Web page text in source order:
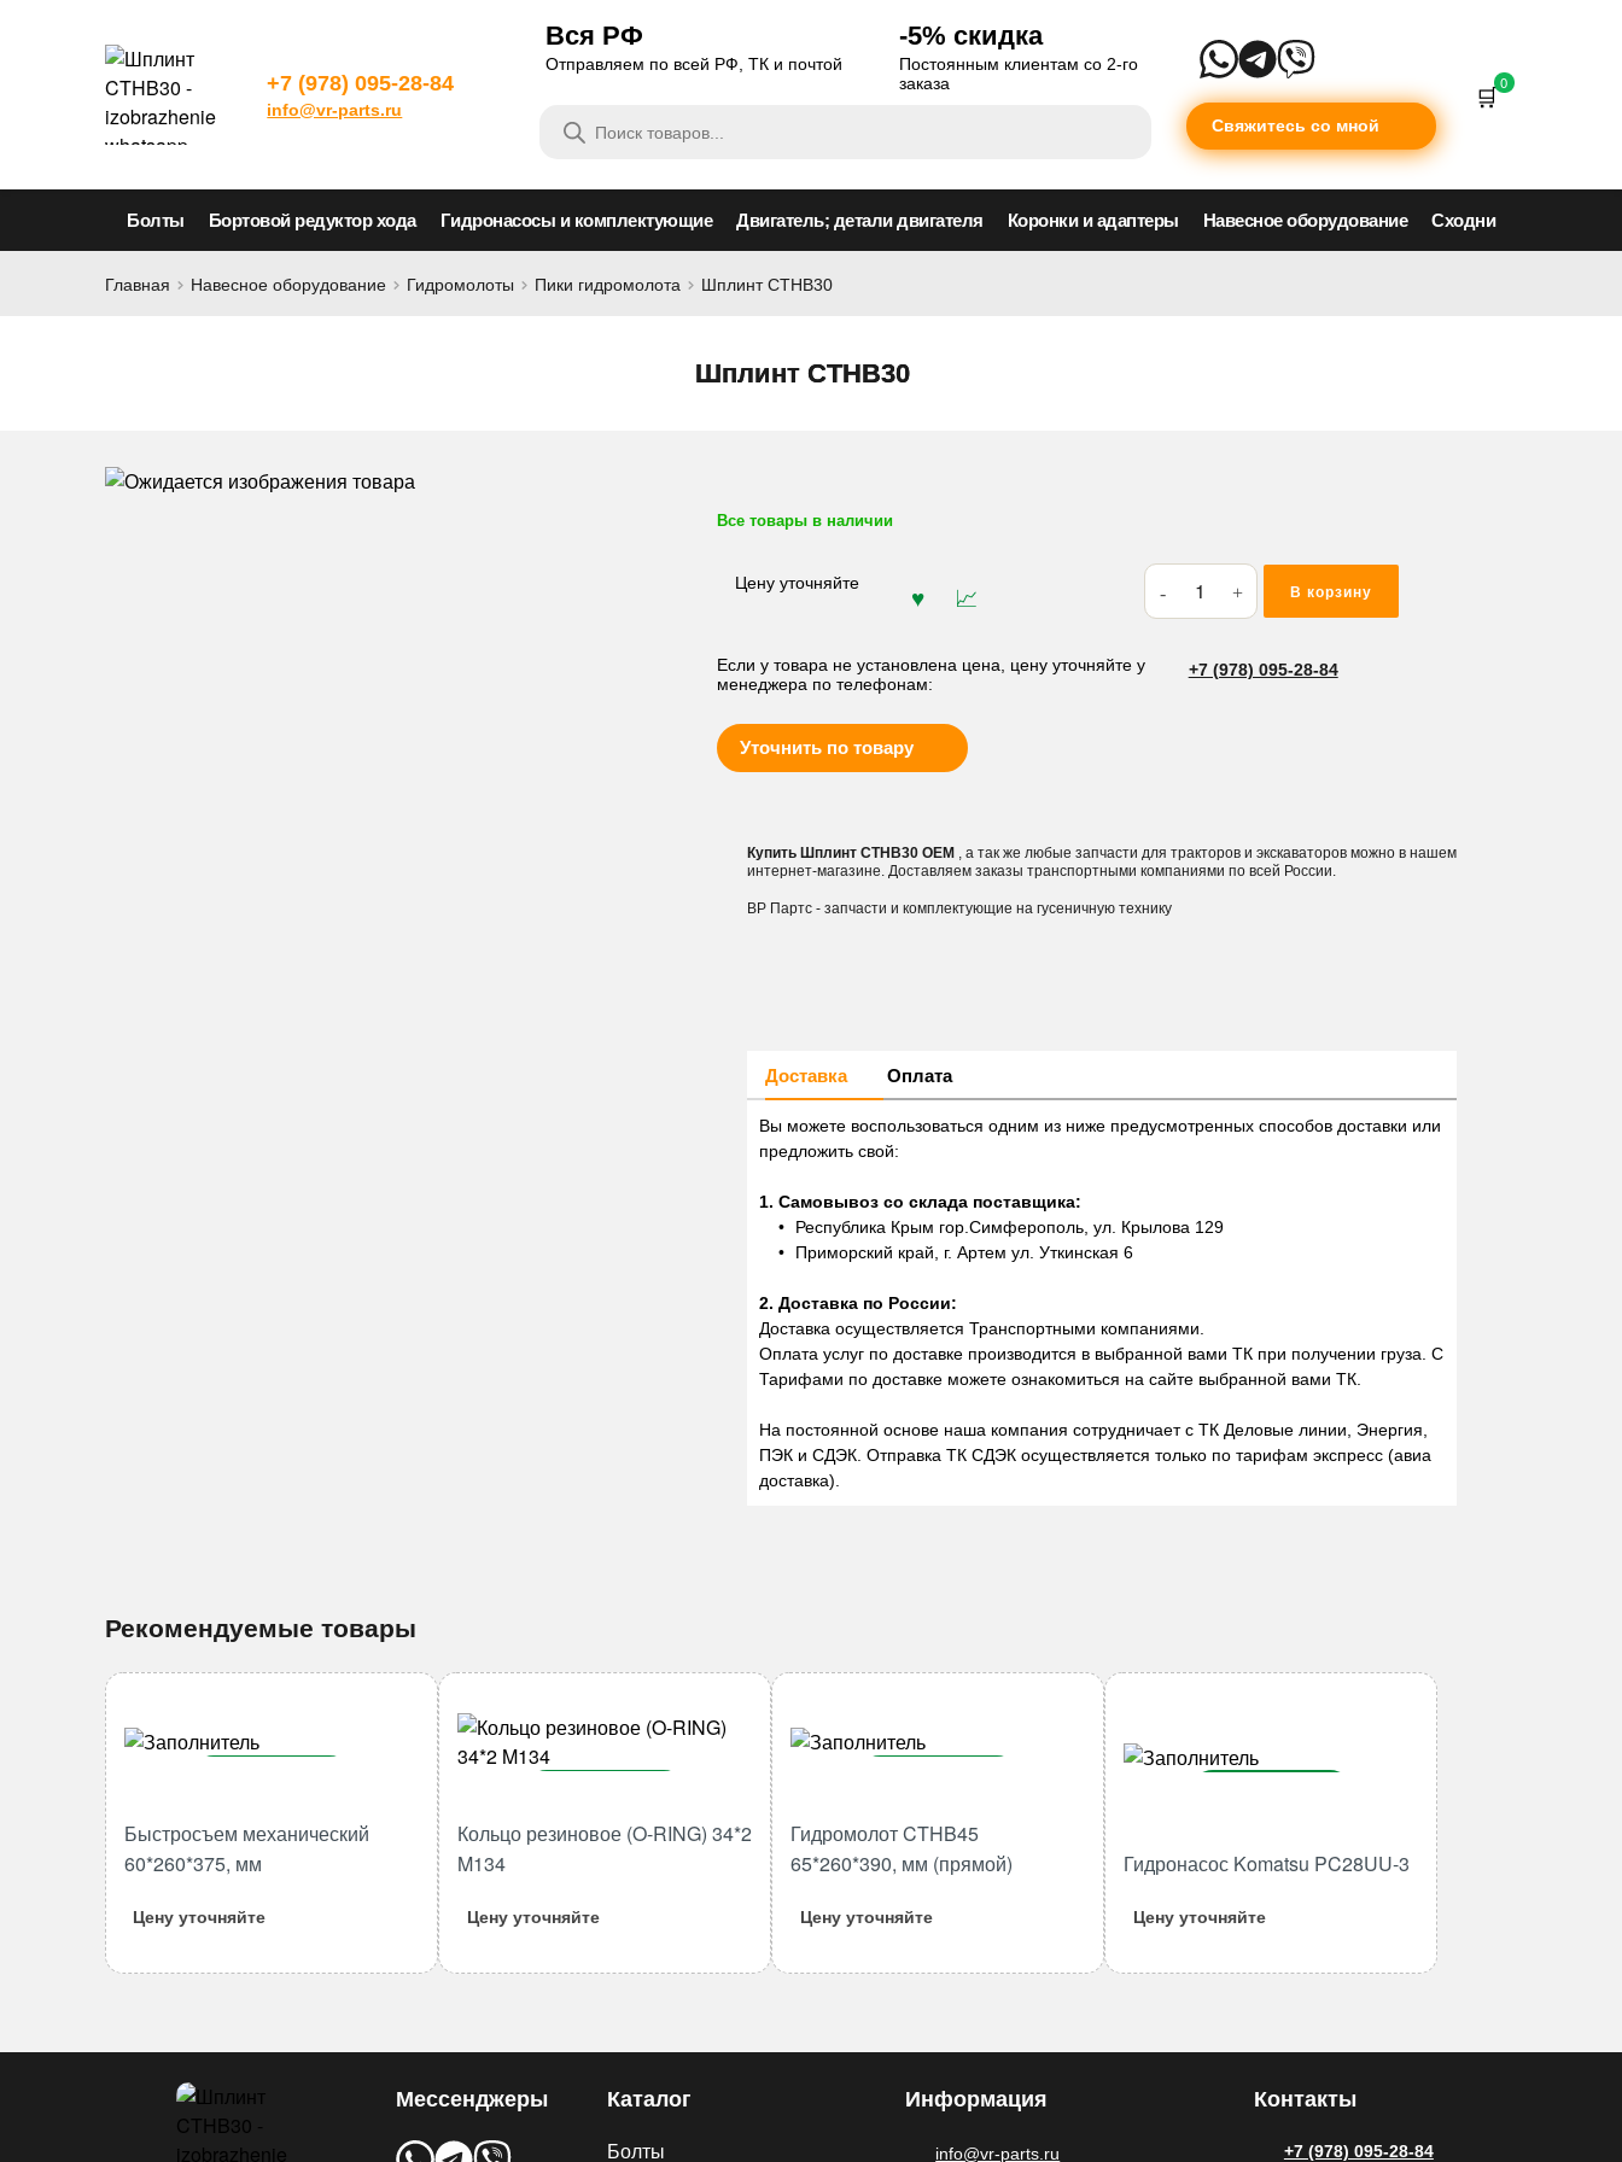
+7 (978) 095-28-84
info@vr-parts.ru
Вся РФ
Отправляем по всей РФ, ТК и почтой
-5% скидка
Постоянным клиентам со 2-го
заказа
товаров Свяжитесь со мной
0
Болты Бортовой редуктор хода Гидронасосы и комплектующие Двигатель; детали двигателя Коронки и адаптеры Навесное оборудование Сходни
Главная Навесное оборудование Гидромолоты Пики гидромолота Шплинт CTHB30
Шплинт CTHB30
Все товары в наличии
Цену уточняйте
Количество
товара
CTHB30
В корзину
Если у товара не установлена цена, цену уточняйте у
менеджера по телефонам:
+7 (978) 095-28-84
Уточнить по товару
Купить Шплинт CTHB30 OEM , а так же любые запчасти для тракторов и экскаваторов можно в нашем
интернет-магазине. Доставляем заказы транспортными компаниями по всей России.
ВР Партс - запчасти и комплектующие на гусеничную технику
Доставка Оплата
Вы можете воспользоваться одним из ниже предусмотренных способов доставки или
предложить свой:
1. Самовывоз со склада поставщика:
Республика Крым гор.Симферополь, ул. Крылова 129
Приморский край, г. Артем ул. Уткинская 6
2. Доставка по России:
Доставка осуществляется Транспортными компаниями.
Оплата услуг по доставке производится в выбранной вами ТК при получении груза. С
Тарифами по доставке можете ознакомиться на сайте выбранной вами ТК.
На постоянной основе наша компания сотрудничает с ТК Деловые линии, Энергия,
ПЭК и СДЭК. Отправка ТК СДЭК осуществляется только по тарифам экспресс (авиа
доставка).
Рекомендуемые товары
Количество
товара
Быстросъем механический
60*260*375, мм
Цену уточняйте
Количество
RING)
Кольцо резиновое (O-RING) 34*2
M134
Цену уточняйте
Количество
товара
Гидромолот
Гидромолот CTHB45
65*260*390, мм (прямой)
Цену уточняйте
товара
3
Гидронасос Komatsu PC28UU-3
Цену уточняйте
Мессенджеры Каталог
Болты
Информация
info@vr-parts.ru
Контакты
+7 (978) 095-28-84